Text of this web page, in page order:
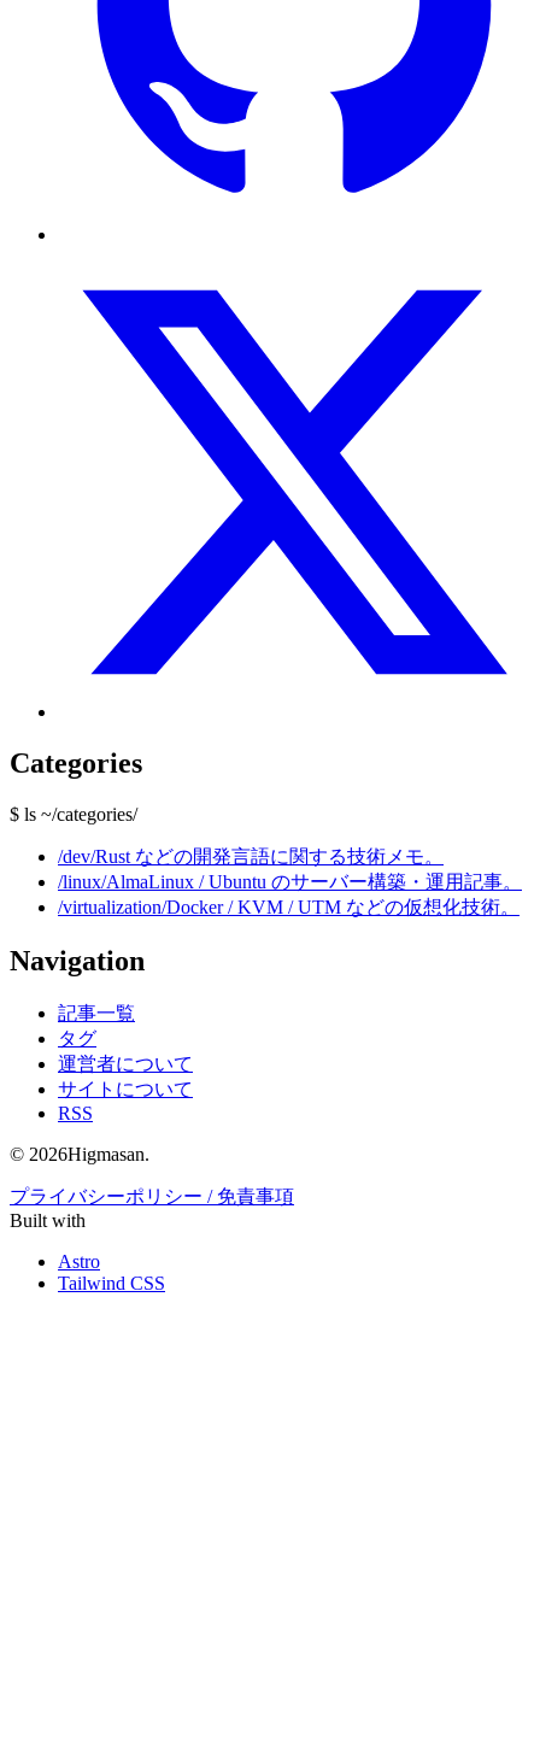
Categories
$ ls ~/categories/
/dev/Rust などの開発言語に関する技術メモ。
/linux/AlmaLinux / Ubuntu のサーバー構築・運用記事。
/virtualization/Docker / KVM / UTM などの仮想化技術。
Navigation
記事一覧
タグ
運営者について
サイトについて
RSS
© 2026Higmasan.
プライバシーポリシー / 免責事項
Built with
Astro
Tailwind CSS